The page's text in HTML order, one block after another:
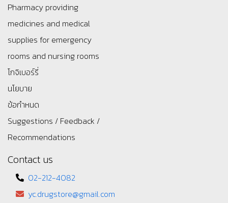
Pharmacy providing
medicines and medical
supplies for emergency
rooms and nursing rooms
โกจิเบอร์รี่
นโยบาย
ข้อกำหนด
Suggestions / Feedback /
Recommendations
Contact us
02-212-4082
yc.drugstore@gmail.com